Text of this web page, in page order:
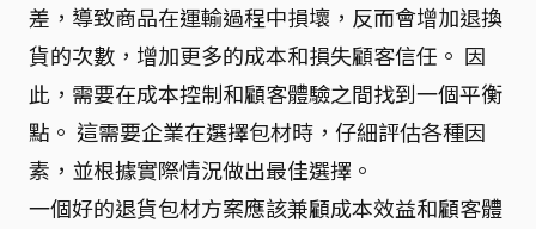
差，導致商品在運輸過程中損壞，反而會增加退換
貨的次數，增加更多的成本和損失顧客信任。 因
此，需要在成本控制和顧客體驗之間找到一個平衡
點。 這需要企業在選擇包材時，仔細評估各種因
素，並根據實際情況做出最佳選擇。
一個好的退貨包材方案應該兼顧成本效益和顧客體